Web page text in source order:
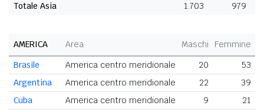
Totale Asia
1.703 979
AMERICA Area Maschi Femmine
Brasile
America centro meridionale 20
53
Argentina
America centro meridionale 22
39
Cuba
America centro meridionale 9
21